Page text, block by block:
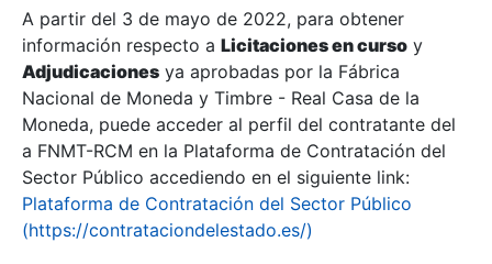
Show/Hide
Show/Hide
A partir del 3 de mayo de 2022, para obtener
información respecto a Licitaciones en curso y
Adjudicaciones ya aprobadas por la Fábrica
Nacional de Moneda y Timbre - Real Casa de la
Moneda, puede acceder al perfil del contratante del
a FNMT-RCM en la Plataforma de Contratación del
Sector Público accediendo en el siguiente link:
Plataforma de Contratación del Sector Público
(https://contrataciondelestado.es/)